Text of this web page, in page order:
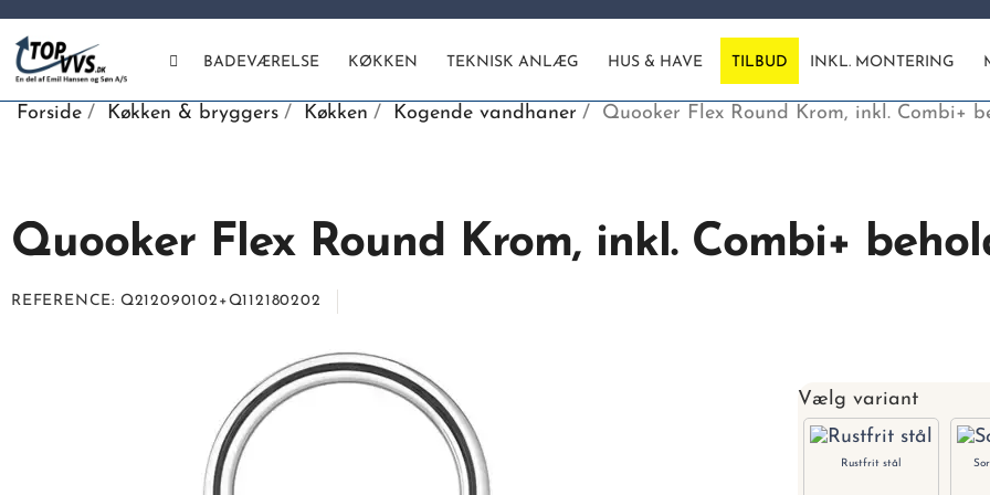
BADEVÆRELSE KØKKEN TEKNISK ANLÆG HUS & HAVE TILBUD INKL. MONTERING
Forside Køkken & bryggers Køkken Kogende vandhaner Quooker Flex Round Krom, inkl. Combi+
Quooker Flex Round Krom, inkl. Combi+
REFERENCE Q212090102+Q112180202
Vælg variant
Rustfrit stål